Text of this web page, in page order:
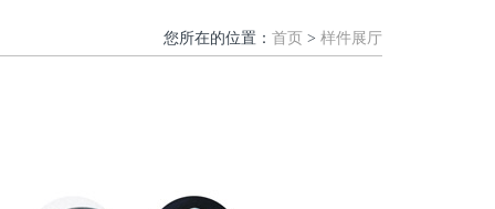
您所在的位置： 首页 > 样件展厅